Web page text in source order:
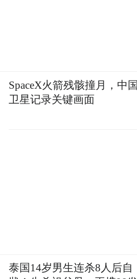
SpaceX火箭残骸撞月，中国
卫星记录关键画面
泰国14岁男生连杀8人后自